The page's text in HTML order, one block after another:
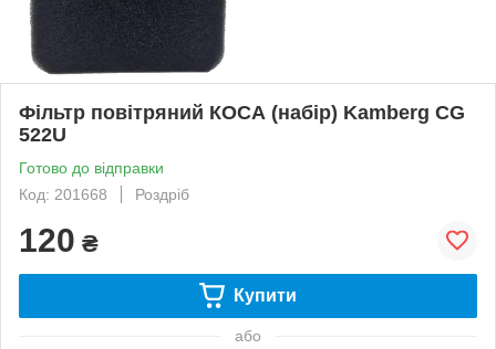
Фільтр повітряний КОСА (набір) Kamberg CG
522U
Готово до відправки
Код: 201668
Роздріб
120 ₴
Купити
або